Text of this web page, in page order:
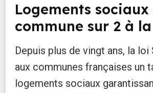
Logements sociaux
commune sur 2 à
Depuis plus de vingt ans, la loi
aux communes françaises un
logements sociaux